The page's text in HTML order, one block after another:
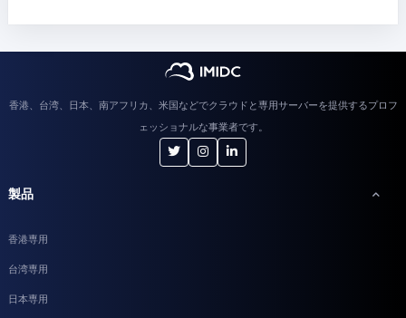
香港、台湾、日本、南アフリカ、米国などでクラウドと専用サーバーを提供するプロフ
ェッショナルな事業者です。
製品
香港専用
台湾専用
日本専用